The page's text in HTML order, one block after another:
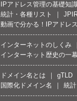
IPアドレス管理の基礎知
統計・各種リスト
動画で分かる！IPアドレ
インターネットのしくみ
インターネット歴史の一幕
ドメイン名とは gTLD
国際化ドメイン名
統計